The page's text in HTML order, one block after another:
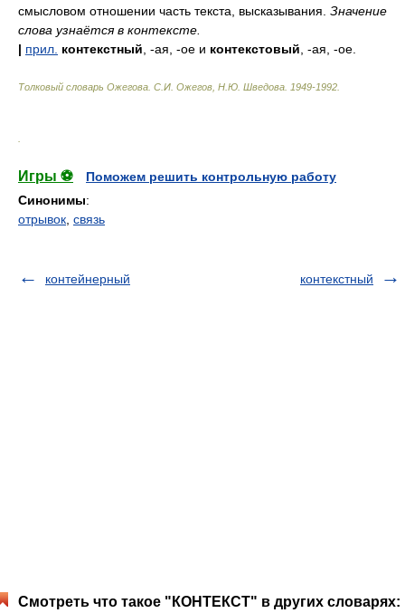
смысловом отношении часть текста, высказывания. Значение
слова узнаётся в контексте.
| прил. контекстный , -ая, -ое и контекстовый , -ая, -ое.
Толковый словарь Ожегова С.И. Ожегов, Н.Ю. Шведова. 1949-1992
Игры ⚽
Поможем решить контрольную работу
Синонимы:
отрывок связь
контейнерный контекстный
Смотреть что такое "КОНТЕКСТ" в других словарях: